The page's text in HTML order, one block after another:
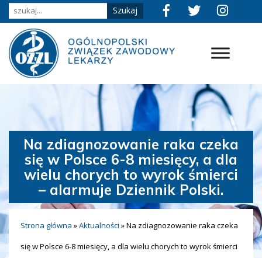
Na zdiagnozowanie raka czeka
się w Polsce 6-8 miesięcy, a dla
wielu chorych to wyrok śmierci
– alarmuje Dziennik Polski.
Strona główna »Aktualności »Na zdiagnozowanie raka czeka
się w Polsce 6-8 miesięcy, a dla wielu chorych to wyrok śmierci